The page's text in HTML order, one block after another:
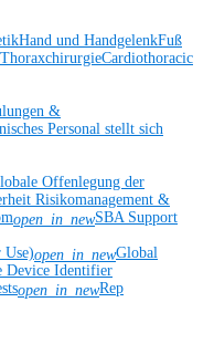
Hand und HandgelenkFuß
Cardiothoracic
&
Personal stellt sich
Offenlegung der
Risikomanagement &
open_in_newSBA Support
open_in_newGlobal
Device Identifier
open_in_newRep